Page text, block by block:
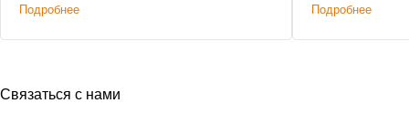
Подробнее Подробнее
Связаться с нами